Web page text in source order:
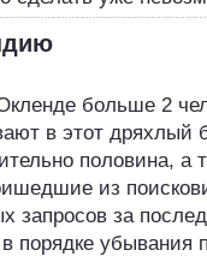
больше 2
в этот дряхлый
половина,
из
запросов за
порядке убывания